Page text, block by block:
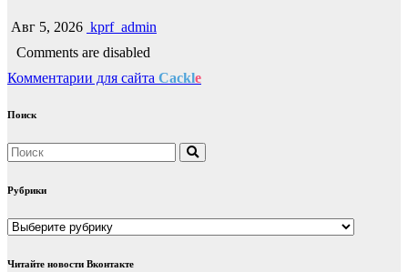
Авг 5, 2026 kprf_admin
Comments are disabled
Комментарии для сайта Cackle
Поиск
Рубрики
Рубрики
Читайте новости Вконтакте